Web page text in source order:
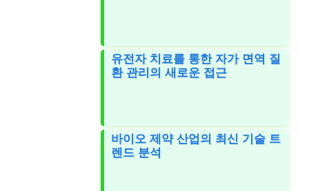
유전자 치료를 통한 자가 면역 질
환 관리의 새로운 접근
바이오 제약 산업의 최신 기술 트
렌드 분석